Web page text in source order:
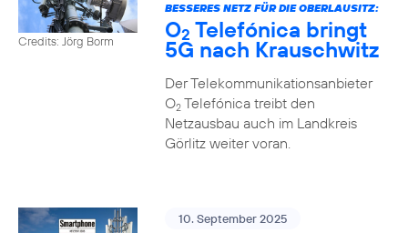
Credits: Jörg Borm
BESSERES NETZ FÜR DIE OBERLAUSITZ:
O2 Telefónica bringt
5G nach Krauschwitz
Der Telekommunikationsanbieter
O2Telefónica treibt den
Netzausbau auch im Landkreis
Görlitz weiter voran.
10. September 2025